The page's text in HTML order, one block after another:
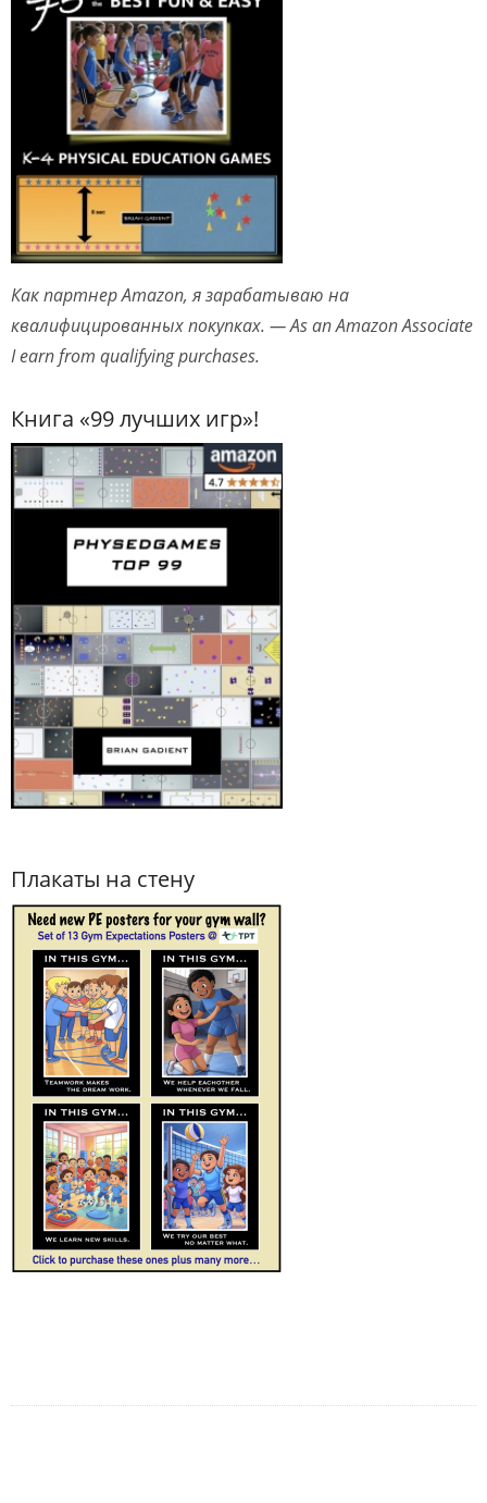
Как партнер Amazon, я зарабатываю на
квалифицированных покупках. — As an Amazon Associate
I earn from qualifying purchases.
Книга «99 лучших игр»!
Плакаты на стену